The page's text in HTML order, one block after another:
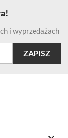
i wyprzedażach